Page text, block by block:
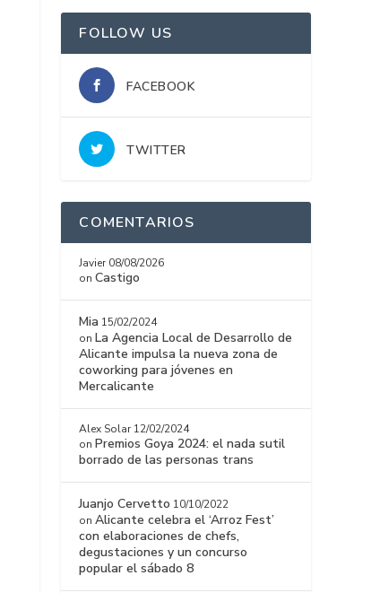
FOLLOW US
FACEBOOK
TWITTER
COMENTARIOS
Javier 08/08/2026
onCastigo
Mia 15/02/2024
on La Agencia Local de Desarrollo de
Alicante impulsa la nueva zona de
coworking para jóvenes en
Mercalicante
Alex Solar 12/02/2024
on Premios Goya 2024: el nada sutil
borrado de las personas trans
Juanjo Cervetto 10/10/2022
onAlicante celebra el ‘Arroz Fest’
con elaboraciones de chefs,
degustaciones y un concurso
popular el sábado 8